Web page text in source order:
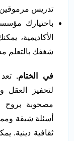
تدريس
باختيارك
الأكاديمية،
شغفك بالتعلم
في الختام.
لتحفيز العقل
مصحوبة بروح
أسئلة شيقة
ثقافية دينية.